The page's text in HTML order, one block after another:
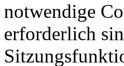
notwendige
erforderlich